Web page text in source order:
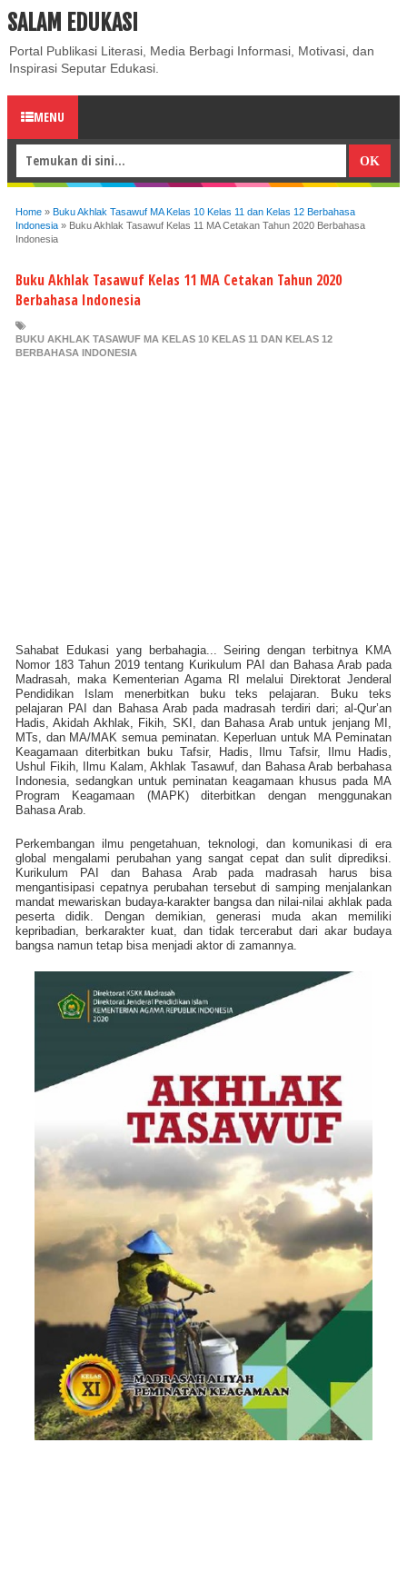
ABOUT CONTACT US
SALAM EDUKASI
Portal Publikasi Literasi, Media Berbagi Informasi, Motivasi, dan
Inspirasi Seputar Edukasi.
MENU
Home » Buku Akhlak Tasawuf MA Kelas 10 Kelas 11 dan Kelas 12 Berbahasa
Indonesia » Buku Akhlak Tasawuf Kelas 11 MA Cetakan Tahun 2020 Berbahasa
Indonesia
Buku Akhlak Tasawuf Kelas 11 MA Cetakan Tahun 2020
Berbahasa Indonesia
BUKU AKHLAK TASAWUF MA KELAS 10 KELAS 11 DAN KELAS 12
BERBAHASA INDONESIA
Sahabat Edukasi yang berbahagia...
Seiring dengan terbitnya KMA
Nomor 183 Tahun 2019 tentang Kurikulum PAI dan Bahasa Arab pada
Madrasah, maka Kementerian Agama RI melalui Direktorat Jenderal
Pendidikan Islam menerbitkan buku teks pelajaran. Buku teks
pelajaran PAI dan Bahasa Arab pada madrasah terdiri dari; al-Qur’an
Hadis, Akidah Akhlak, Fikih, SKI, dan Bahasa Arab untuk jenjang MI,
MTs, dan MA/MAK semua peminatan. Keperluan untuk MA Peminatan
Keagamaan diterbitkan buku Tafsir, Hadis, Ilmu Tafsir, Ilmu Hadis,
Ushul Fikih, Ilmu Kalam, Akhlak Tasawuf, dan Bahasa Arab berbahasa
Indonesia, sedangkan untuk peminatan keagamaan khusus pada MA
Program Keagamaan (MAPK) diterbitkan dengan menggunakan
Bahasa Arab.
Perkembangan ilmu pengetahuan, teknologi, dan komunikasi di era
global mengalami perubahan yang sangat cepat dan sulit diprediksi.
Kurikulum PAI dan Bahasa Arab pada madrasah harus bisa
mengantisipasi cepatnya perubahan tersebut di samping menjalankan
mandat mewariskan budaya-karakter bangsa dan nilai-nilai akhlak pada
peserta didik. Dengan demikian, generasi muda akan memiliki
kepribadian, berkarakter kuat, dan tidak tercerabut dari akar budaya
bangsa namun tetap bisa menjadi aktor di zamannya.